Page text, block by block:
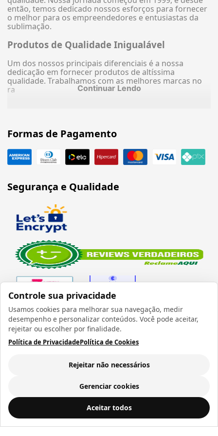
Controle sua privacidade
Usamos cookies para melhorar sua navegação, medir
desempenho e personalizar conteúdos. Você pode aceitar,
rejeitar ou escolher por finalidade.
Política de PrivacidadePolítica de Cookies
Rejeitar não necessários
Gerenciar cookies
Aceitar todos
então, temos dedicado nossos esforços para fornecer
o melhor para os empreendedores e entusiastas da
sublimação.
Produtos de Qualidade Inigualável
Um dos nossos principais diferenciais é a nossa
dedicação em fornecer produtos de altíssima
qualidade. Trabalhamos com as melhores marcas no
ra
Continuar Lendo
Formas de Pagamento
Segurança e Qualidade
Verificada por
COMÉRCIO LTDA EPP | CNPJ: 07.686.203/0001-22